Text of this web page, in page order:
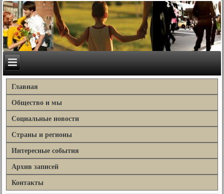
Главная
Общество и мы
Социальные новости
Страны и регионы
Интересные события
Архив записей
Контакты